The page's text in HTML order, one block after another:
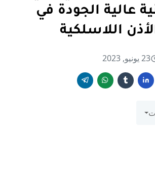
تقنية عالية الجودة في
اللاسلكية
23 يونيو, 2023